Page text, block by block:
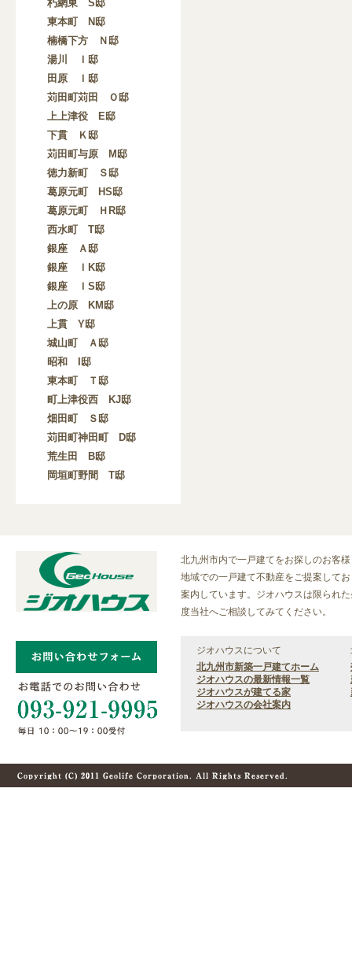
朽網東 S邸
東本町 N邸
楠橋下方 Ｎ邸
湯川 Ｉ邸
田原 Ｉ邸
苅田町苅田 Ｏ邸
上上津役 E邸
下貫 Ｋ邸
苅田町与原 M邸
徳力新町 Ｓ邸
葛原元町 HS邸
葛原元町 ＨR邸
西水町 T邸
銀座 Ａ邸
銀座 ＩK邸
銀座 ＩS邸
上の原 KM邸
上貫 Y邸
城山町 Ａ邸
昭和 I邸
東本町 Ｔ邸
町上津役西 KJ邸
畑田町 Ｓ邸
苅田町神田町 D邸
荒生田 B邸
岡垣町野間 T邸
北九州市内で一戸建てをお探しのお客
地域での一戸建て不動産をご提案して
案内しています。ジオハウスは限られ
度当社へご相談してみてください。
ジオハウスについて
北九州市新築一戸建てホーム
ジオハウスの最新情報一覧
ジオハウスが建てる家
ジオハウスの会社案内